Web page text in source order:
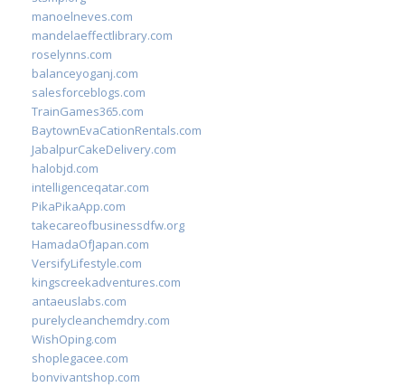
manoelneves.com
mandelaeffectlibrary.com
roselynns.com
balanceyoganj.com
salesforceblogs.com
TrainGames365.com
BaytownEvaCationRentals.com
JabalpurCakeDelivery.com
halobjd.com
intelligenceqatar.com
PikaPikaApp.com
takecareofbusinessdfw.org
HamadaOfJapan.com
VersifyLifestyle.com
kingscreekadventures.com
antaeuslabs.com
purelycleanchemdry.com
WishOping.com
shoplegacee.com
bonvivantshop.com